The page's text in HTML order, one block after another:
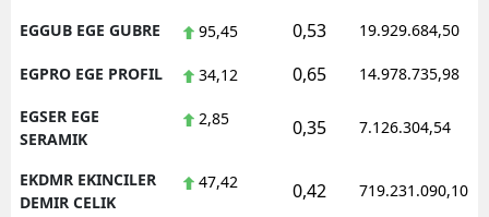
EGGUB EGE GUBRE 95,45 0,53 19.929.684,50
EGPRO EGE PROFIL 34,12 0,65 14.978.735,98
EGSER EGE
SERAMIK
2,85 0,35 7.126.304,54
EKDMR EKINCILER
DEMIR CELIK
47,42 0,42 719.231.090,10